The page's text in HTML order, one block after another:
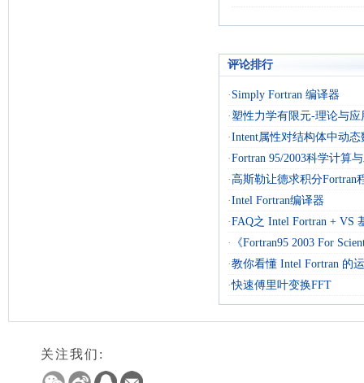
评论排行
· Simply Fortran 编译器
· 塑性力学有限元-理论与应
·Intent属性对结构体中动
·Fortran 95/2003科学计算
·高斯勒让德求积分Fortran
·Intel Fortran编译器
·FAQ之 Intel Fortran + VS
·
《Fortran95 2003 For
·教你看懂 Intel Fortran 的
·快速傅里叶变换FFT
关注我们: